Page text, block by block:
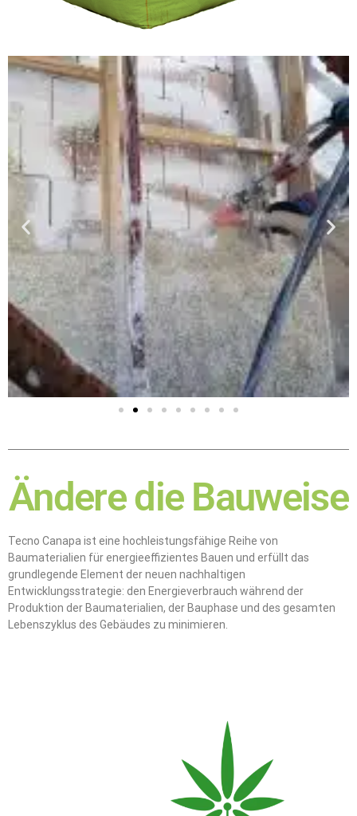
Ändere die Bauweise
Tecno Canapa ist eine hochleistungsfähige Reihe von
Baumaterialien für energieeffizientes Bauen und erfüllt das
grundlegende Element der neuen nachhaltigen
Entwicklungsstrategie: den Energieverbrauch während der
Produktion der Baumaterialien, der Bauphase und des gesamten
Lebenszyklus des Gebäudes zu minimieren.